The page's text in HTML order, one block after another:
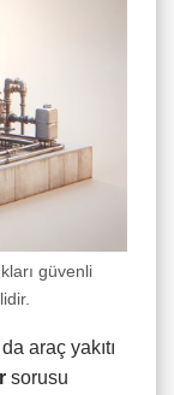
güvenli
araç yakıtı
sorusu